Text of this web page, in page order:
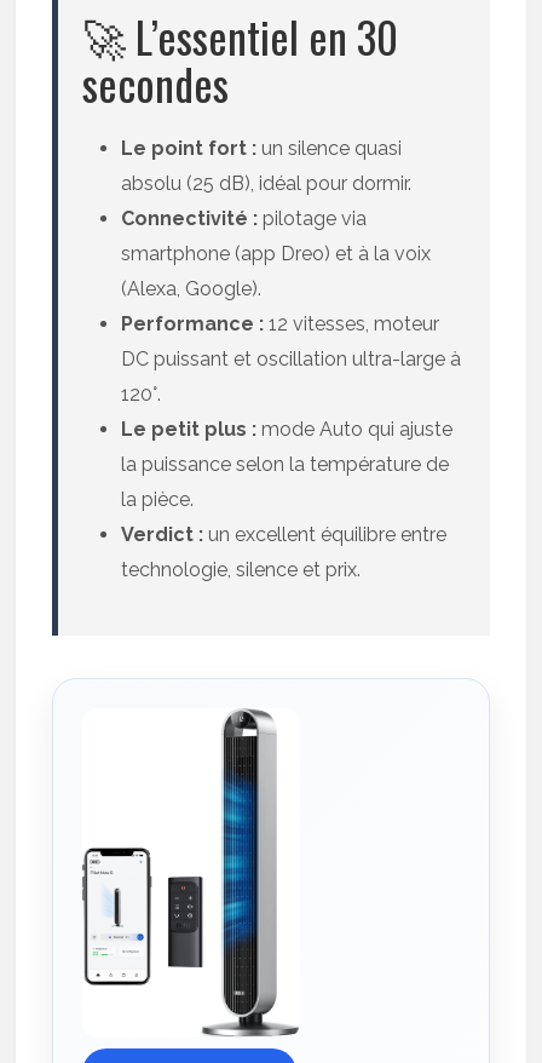
🚀 L’essentiel en 30
secondes
Le point fort : un silence quasi
absolu (25 dB), idéal pour dormir.
Connectivité : pilotage via
smartphone (app Dreo) et à la voix
(Alexa, Google).
Performance : 12 vitesses, moteur
DC puissant et oscillation ultra-large à
120°.
Le petit plus : mode Auto qui ajuste
la puissance selon la température de
la pièce.
Verdict : un excellent équilibre entre
technologie, silence et prix.